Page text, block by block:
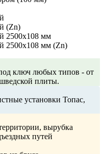
(Zn)
2500х108 мм
2500х108 мм (Zn)
ключ любых типов - от
плиты.
установки Топас,
вырубка
путей